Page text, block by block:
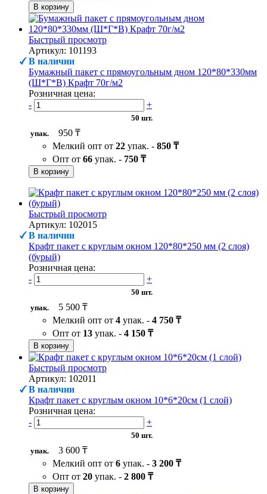
В корзину
Быстрый просмотр
Артикул: 101193
В наличии
Бумажный пакет с прямоугольным дном 120*80*330мм
(Ш*Г*В) Крафт 70г/м2
Розничная цена:
-
+
50 шт.
упак.
950 ₸
Мелкий опт от 22 упак. - 850 ₸
Опт от 66 упак. - 750 ₸
В корзину
Быстрый просмотр
Артикул: 102015
В наличии
Крафт пакет с круглым окном 120*80*250 мм (2 слоя)
(бурый)
Розничная цена:
-
+
50 шт.
упак.
5 500 ₸
Мелкий опт от 4 упак. - 4 750 ₸
Опт от 13 упак. - 4 150 ₸
В корзину
Быстрый просмотр
Артикул: 102011
В наличии
Крафт пакет с круглым окном 10*6*20см (1 слой)
Розничная цена:
-
+
50 шт.
упак.
3 600 ₸
Мелкий опт от 6 упак. - 3 200 ₸
Опт от 20 упак. - 2 800 ₸
В корзину